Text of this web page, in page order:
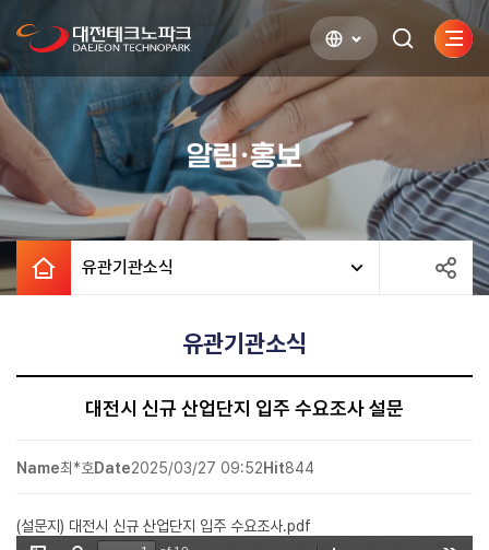
검색하기사이
열기
알림·홍보
유관기관소식
유관기관소식
대전시 신규 산업단지 입주 수요조사 설문
Name최*호Date2025/03/27 09:52Hit844
(설문지) 대전시 신규 산업단지 입주 수요조사.pdf